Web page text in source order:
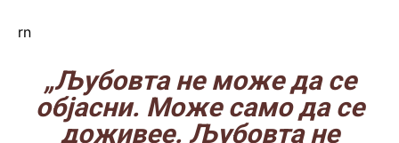
rn
„Љубовта не може да се
објасни. Може само да се
доживее. Љубовта не